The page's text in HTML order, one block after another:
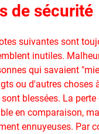
de sécurité
suivantes sont
inutiles.
qui savaient
ou d'autres choses
blessées. La
en comparaison,
ennuyeuses. Par